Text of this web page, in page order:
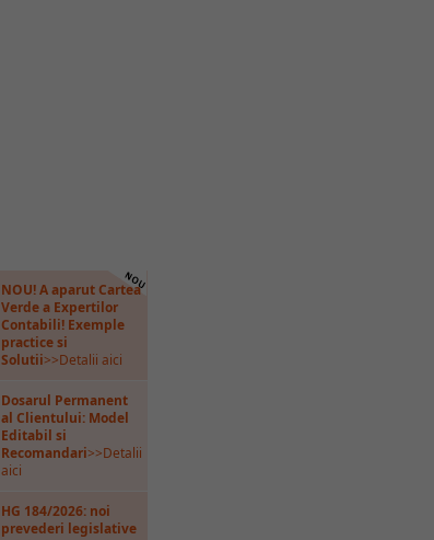
NOU! A aparut Cartea
Verde a Expertilor
Contabili! Exemple
practice si
Solutii>>Detalii aici
Dosarul Permanent
al Clientului: Model
Editabil si
Recomandari>>Detalii
aici
HG 184/2026: noi
prevederi legislative